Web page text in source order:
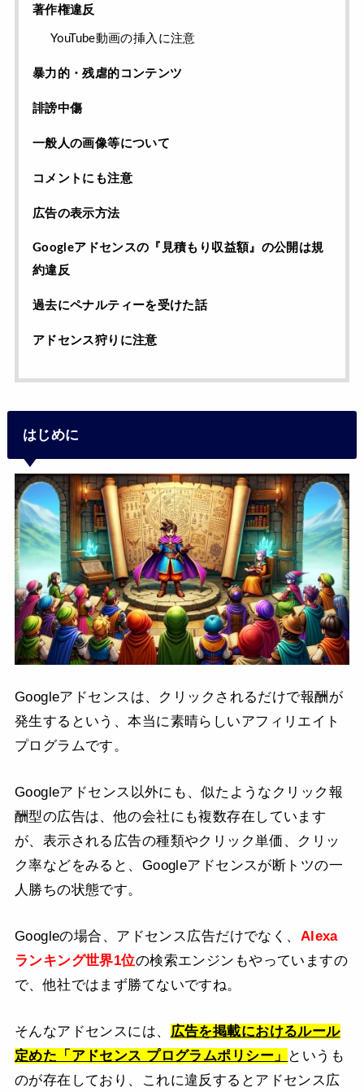
著作権違反
YouTube動画の挿入に注意
暴力的・残虐的コンテンツ
誹謗中傷
一般人の画像等について
コメントにも注意
広告の表示方法
Googleアドセンスの『見積もり収益額』の公開は規
約違反
過去にペナルティーを受けた話
アドセンス狩りに注意
はじめに
Googleアドセンスは、クリックされるだけで報酬が
発生するという、本当に素晴らしいアフィリエイト
プログラムです。
Googleアドセンス以外にも、似たようなクリック報
酬型の広告は、他の会社にも複数存在しています
が、表示される広告の種類やクリック単価、クリッ
ク率などをみると、Googleアドセンスが断トツの一
人勝ちの状態です。
Googleの場合、アドセンス広告だけでなく、 Alexa
ランキング世界1位の検索エンジンもやっていますの
で、他社ではまず勝てないですね。
そんなアドセンスには、 広告を掲載におけるルール
定めた「アドセンス プログラムポリシー」
というも
のが存在しており、これに違反するとアドセンス広